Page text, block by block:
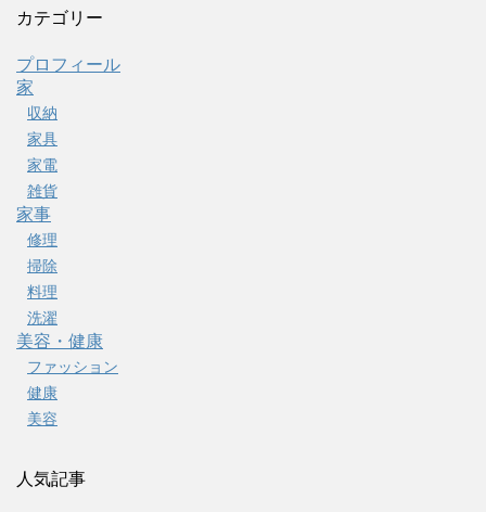
カテゴリー
プロフィール
家
収納
家具
家電
雑貨
家事
修理
掃除
料理
洗濯
美容・健康
ファッション
健康
美容
人気記事